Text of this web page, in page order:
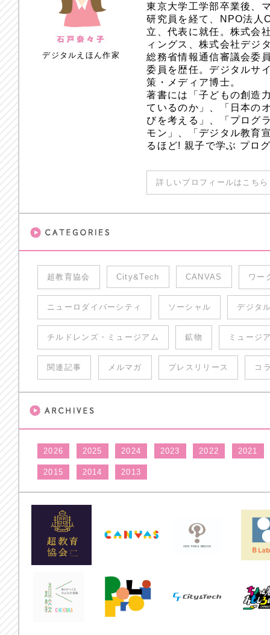
デジタルえほん作家
東京大学工学部卒業後、
研究員を経て、NPO法人
立、代表に就任。株式会
ィングス、株式会社デジ
総務省情報通信審議会委
委員を歴任。デジタルサ
策・メディア博士。
著書には「子どもの創造
ているのか」、「日本の
びを考える」、「プログ
モン」、「デジタル教育
るほど! 親子で学ぶ プロ
詳しいプロフィールはこち
超教育協会 City&Tech CANVAS ワー
ニューロダイバーシティ ソーシャル デジタ
チルドレンズ・ミュージアム 鉱物 ミュージ
関連記事 メルマガ プレスリリース コ
2026 2025 2024 2023 2022 2021
2015 2014 2013